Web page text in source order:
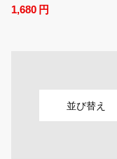
1,680 円
並び替え